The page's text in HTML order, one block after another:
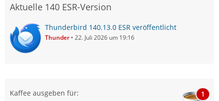
Aktuelle 140 ESR-Version
Thunderbird 140.13.0 ESR veröffentlicht
Thunder 22. Juli 2026 um 19:16
Kaffee ausgeben für: 1